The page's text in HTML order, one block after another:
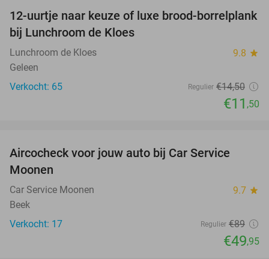
21%
12-uurtje naar keuze of luxe brood-borrelplank
bij Lunchroom de Kloes
Lunchroom de Kloes 9.8 star
Geleen
Verkocht: 65
Regulier €14,50
€11 ,50
Aircocheck voor jouw auto bij Car Service
Moonen
Car Service Moonen 9.7 star
Beek
Verkocht: 17
Regulier €89
€49,95